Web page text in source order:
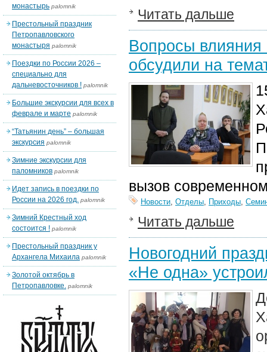
Читать дальше
Вопросы влияния
обсудили на
вызов
Новости, Отделы, Приходы,
Читать дальше
Новогодний
«Не одна»
монастырь palomnik
Престольный праздник
Петропавловского
монастыря palomnik
Поездки по России 2026 –
специально для
дальневосточников ! palomnik
Большие экскурсии для всех в
феврале и марте palomnik
“Татьянин день” – большая
экскурсия palomnik
Зимние экскурсии для
паломников palomnik
Идет запись в поездки по
России на 2026 год. palomnik
Зимний Крестный ход
состоится ! palomnik
Престольный праздник у
Архангела Михаила palomnik
Золотой октябрь в
Петропавловке. palomnik